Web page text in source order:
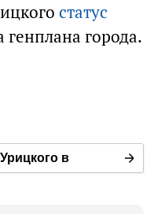
статус
генплана города.
в